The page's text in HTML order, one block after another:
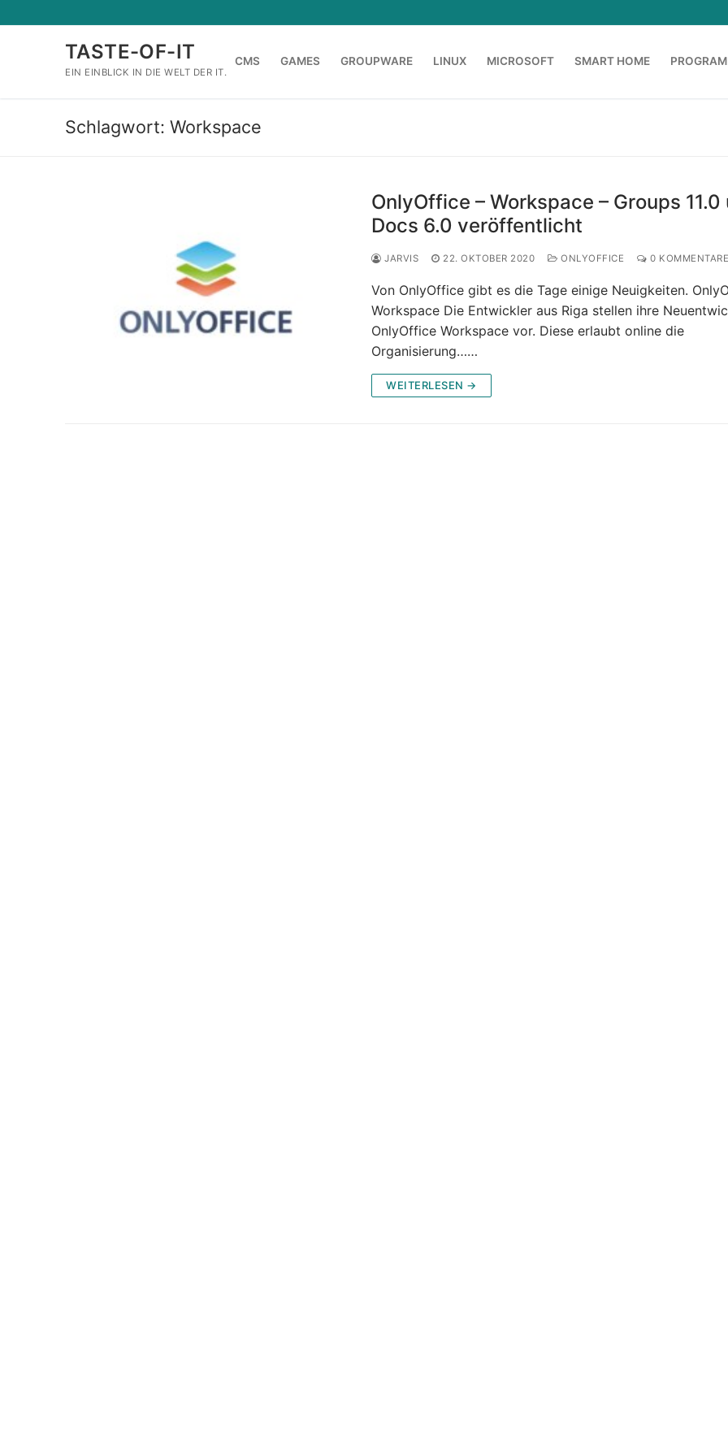
Inhalt
TASTE-OF-IT
EIN EINBLICK IN DIE WELT DER IT.
CMS GAMES GROUPWARE LINUX MICROSOFT SMART HOME
Schlagwort: Workspace
OnlyOffice – Workspace – Groups 11.0
Docs 6.0 veröffentlicht
JARVIS 22. OKTOBER 2020 ONLYOFFICE 0
Von OnlyOffice gibt es die Tage einige Neuigkeiten.
Workspace Die Entwickler aus Riga stellen ihre
OnlyOffice Workspace vor. Diese erlaubt online die
Organisierung……
WEITERLESEN →